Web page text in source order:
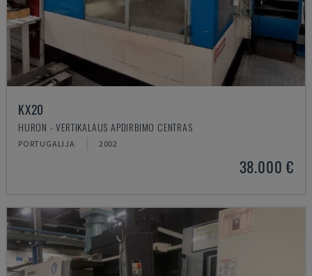
KX20
HURON - VERTIKALAUS APDIRBIMO CENTRAS
PORTUGALIJA 2002
38.000 €